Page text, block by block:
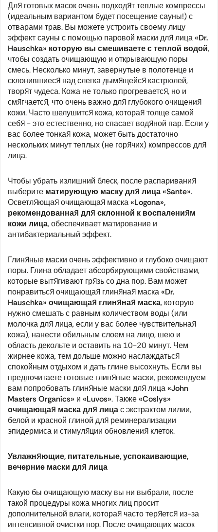
Для готовых масок очень подходят теплые компрессы
(идеальным вариантом будет посещение сауны!) с
отварами трав. Вы можете устроить своему лицу
эффект сауны с помощью паровой маски для лица«Dr.
Hauschka» которую вы смешиваете с теплой водой,
чтобы создать очищающую и открывающую поры
смесь. Несколько минут, завернутые в полотенце и
склонившиеся над слегка дымящейся кастрюлей,
творят чудеса. Кожа не только прогревается, но и
смягчается, что очень важно для глубокого очищения
кожи. Часто шелушится кожа, которая толще самой
себя - это естественно, но спасает водяной пар. Если у
вас более тонкая кожа, может быть достаточно
нескольких минут теплых (не горячих) компрессов для
лица.
Чтобы убрать излишний блеск, после распаривания
выберите матирующую маску для лица «Sante».
Осветляющая очищающая маска«Logona»,
рекомендованная для склонной к воспалениям
кожи лица, обеспечивает матирование и
антибактериальный эффект.
Глиняные маски очень эффективно и глубоко очищают
поры. Глина обладает абсорбирующими свойствами,
которые вытягивают грязь со дна пор. Вам может
понравиться очищающая глиняная маска«Dr.
Hauschka» очищающая глиняная маска, которую
нужно смешать с равным количеством воды (или
молочка для лица, если у вас более чувствительная
кожа), нанести обильным слоем на лицо, шею и
область декольте и оставить на 10-20 минут. Чем
жирнее кожа, тем дольше можно наслаждаться
спокойным отдыхом и дать глине высохнуть. Если вы
предпочитаете готовые глиняные маски, рекомендуем
вам попробовать глиняные маски для лица«John
Masters Organics» и «Luvos». Также«Coslys»
очищающая маска для лицас экстрактом лилии,
белой и красной глиной для реминерализации
эпидермиса и стимуляции обновления клеток.
Увлажняющие, питательные, успокаивающие,
вечерние маски для лица
Какую бы очищающую маску вы ни выбрали, после
такой процедуры кожа многих лиц просит
дополнительной влаги, которая часто теряется из-за
интенсивной очистки пор. После очищающих масок